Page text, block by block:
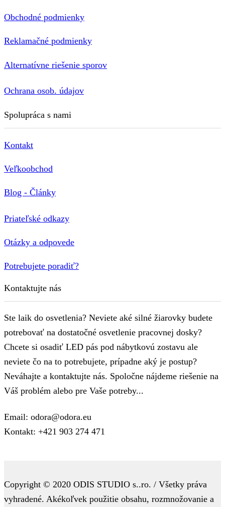
Obchodné podmienky
Reklamačné podmienky
Alternatívne riešenie sporov
Ochrana osob. údajov
Spolupráca s nami
Kontakt
Veľkoobchod
Blog - Články
Priateľské odkazy
Otázky a odpovede
Potrebujete poradiť?
Kontaktujte nás
Ste laik do osvetlenia? Neviete aké silné žiarovky budete
potrebovať na dostatočné osvetlenie pracovnej dosky?
Chcete si osadiť LED pás pod nábytkovú zostavu ale
neviete čo na to potrebujete, prípadne aký je postup?
Neváhajte a kontaktujte nás. Spoločne nájdeme riešenie na
Váš problém alebo pre Vaše potreby...
Email: odora@odora.eu
Kontakt: +421 903 274 471
Copyright © 2020 ODIS STUDIO s..ro. / Všetky práva
vyhradené. Akékoľvek použitie obsahu, rozmnožovanie a